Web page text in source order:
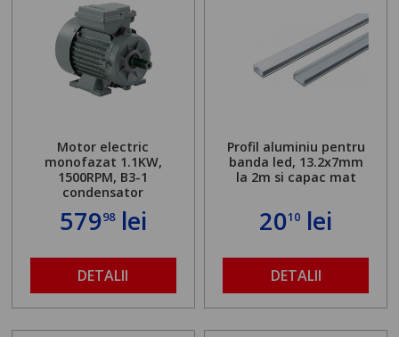
Motor electric
monofazat 1.1KW,
1500RPM, B3-1
condensator
57998lei
DETALII
Profil aluminiu pentru
banda led, 13.2x7mm
la 2m si capac mat
2010 lei
DETALII